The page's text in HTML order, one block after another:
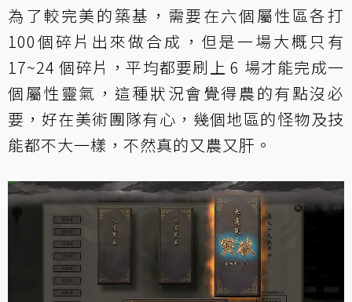
為了較完美的築基，需要在六個屬性區各打
100個碎片出來做合成，但是一場大概只有
17~24 個碎片，平均都要刷上 6 場才能完成一
個屬性靈氣，這種狀況會覺得農的有點沒必
要，好在美術團隊有心，幾個地區的怪物及技
能都不大一樣，不然真的又農又肝。